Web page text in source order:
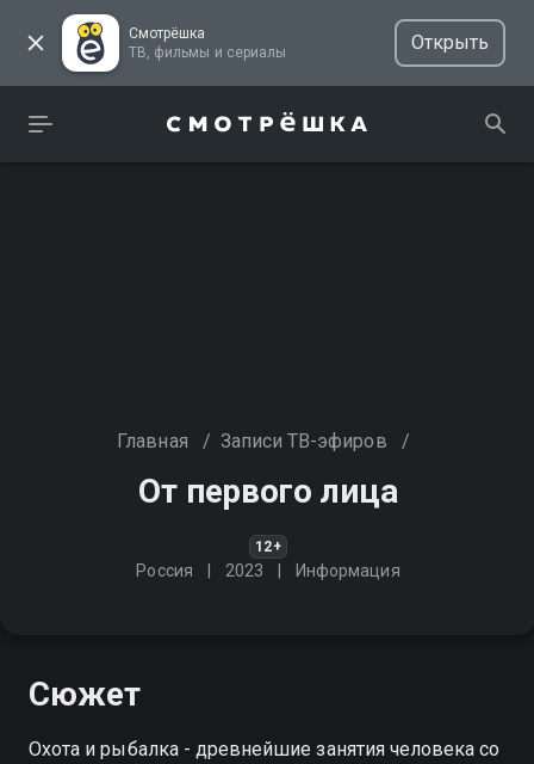
Смотрёшка
ТВ, фильмы и сериалы
Открыть
Главная / Записи ТВ-эфиров /
От первого лица
12+
Россия 2023 Информация
Сюжет
Охота и рыбалка - древнейшие занятия человека со